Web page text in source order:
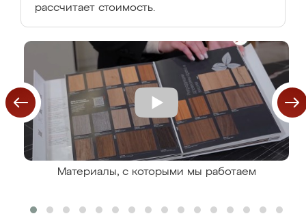
рассчитает стоимость.
Материалы, с которыми мы работаем